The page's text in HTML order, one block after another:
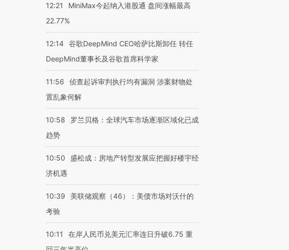
12:21
MiniMax今起纳入港股通 盘间涨幅最高
22.77%
12:14 谷歌DeepMind CEO哈萨比斯卸任 转任
DeepMind董事长及谷歌首席科学家
11:56
侦查起诉审判执行均有漏洞 涉案财物处
置乱象何解
10:58
罗兰贝格：全球汽车市场逐渐区域化已成
趋势
10:50
盛松成：房地产转型发展应把握好楼宇经
济机遇
10:39
美联储观察（46）：美债市场对沃什的
考验
10:11
在岸人民币兑美元汇率连日升破6.75 重